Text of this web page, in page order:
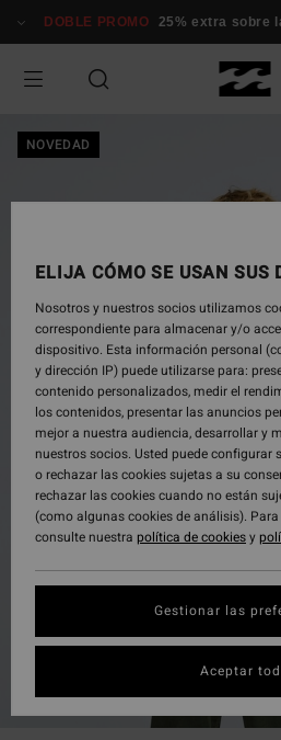
información
DOBLE PROMO 25% extra sobre
NOVEDAD
ELIJA CÓMO SE USAN SUS
Nosotros y nuestros socios utilizamos
correspondiente para almacenar y/o
dispositivo. Esta información personal
y dirección IP) puede utilizarse para:
contenido personalizados, medir el
los contenidos, presentar las anuncios
mejor a nuestra audiencia, desarrollar y
nuestros socios. Usted puede configurar
o rechazar las cookies sujetas a su
rechazar las cookies cuando no están
(como algunas cookies de análisis).
consulte nuestra política de cookiesy
Gestionar las
Aceptar